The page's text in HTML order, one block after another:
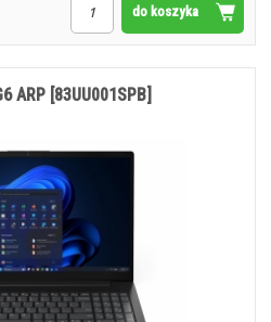
do koszyka
ARP [83UU001SPB]